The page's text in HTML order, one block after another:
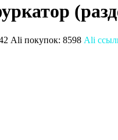
Ali покупок: 8598 Ali